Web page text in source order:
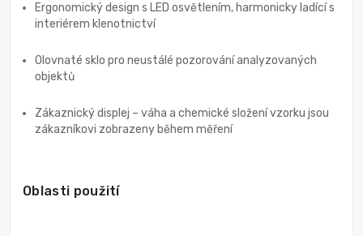
Ergonomický design s LED osvětlením, harmonicky ladící s
interiérem klenotnictví
Olovnaté sklo pro neustálé pozorování analyzovaných
objektů
Zákaznický displej – váha a chemické složení vzorku jsou
zákazníkovi zobrazeny během měření
Oblasti použití